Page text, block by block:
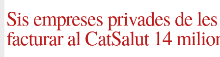
Sis empreses privades de
facturar al CatSalut 14